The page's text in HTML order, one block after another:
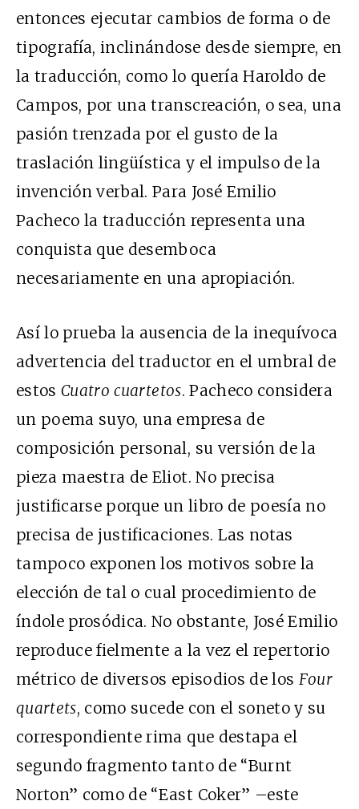
entonces ejecutar cambios de forma o de
tipografía, inclinándose desde siempre, en
la traducción, como lo quería Haroldo de
Campos, por una transcreación, o sea, una
pasión trenzada por el gusto de la
traslación lingüística y el impulso de la
invención verbal. Para José Emilio
Pacheco la traducción representa una
conquista que desemboca
necesariamente en una apropiación.
Así lo prueba la ausencia de la inequívoca
advertencia del traductor en el umbral de
estosCuatro cuartetos. Pacheco considera
un poema suyo, una empresa de
composición personal, su versión de la
pieza maestra de Eliot. No precisa
justificarse porque un libro de poesía no
precisa de justificaciones. Las notas
tampoco exponen los motivos sobre la
elección de tal o cual procedimiento de
índole prosódica. No obstante, José Emilio
reproduce fielmente a la vez el repertorio
métrico de diversos episodios de los Four
quartets, como sucede con el soneto y su
correspondiente rima que destapa el
segundo fragmento tanto de “Burnt
Norton” como de “East Coker” –este